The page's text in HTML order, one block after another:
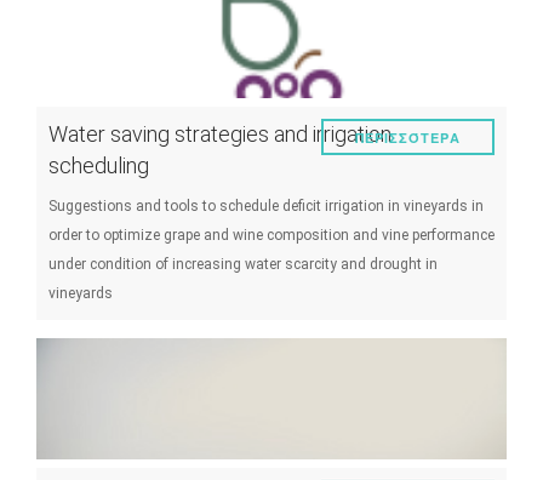
Water saving strategies and irrigation
scheduling
Suggestions and tools to schedule deficit irrigation in vineyards in
order to optimize grape and wine composition and vine performance
under condition of increasing water scarcity and drought in
vineyards
ΠΕΡΙΣΣΌΤΕΡΑ